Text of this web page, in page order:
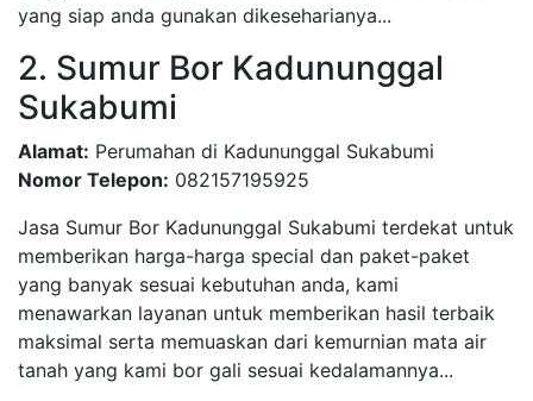
yang siap anda gunakan dikeseharianya...
2. Sumur Bor Kadununggal
Sukabumi
Alamat: Perumahan di Kadununggal Sukabumi
Nomor Telepon: 082157195925
Jasa Sumur Bor Kadununggal Sukabumi terdekat untuk
memberikan harga-harga special dan paket-paket
yang banyak sesuai kebutuhan anda, kami
menawarkan layanan untuk memberikan hasil terbaik
maksimal serta memuaskan dari kemurnian mata air
tanah yang kami bor gali sesuai kedalamannya...